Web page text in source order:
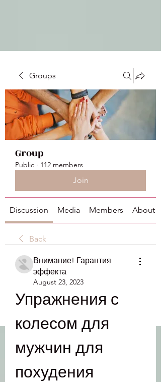
Groups
Group
Public · 112 members
Join
Discussion Media Members About
Back
Внимание! Гарантия
эффекта
August 23, 2023
Упражнения с
колесом для
мужчин для
похудения